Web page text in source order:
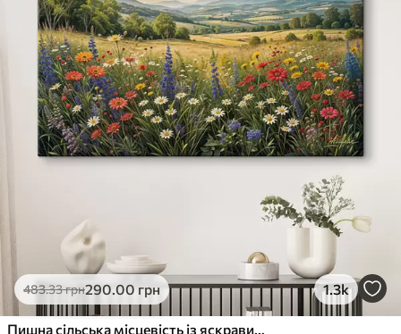
483.33грн290.00 грн 1.3k
Пишна сільська місцевість із яскравим лугом диких квітів, наповненим різнокольоровими квітами під хмарним небом